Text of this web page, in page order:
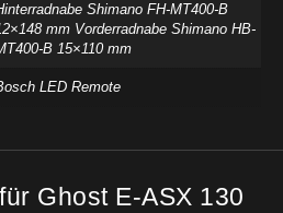
Shimano FH-MT400-B
mm Vorderradnabe Shimano HB-
B 15×110 mm
LED Remote
Ghost E-ASX 130